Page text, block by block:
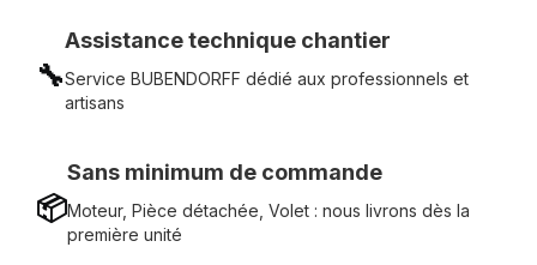
🔧
Assistance technique chantier
Service BUBENDORFF dédié aux professionnels et
artisans
📦
Sans minimum de commande
Moteur, Pièce détachée, Volet : nous livrons dès la
première unité